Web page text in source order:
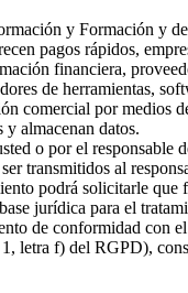
y Formación y
pagos rápidos,
financiera,
de herramientas,
por medios
almacenan datos.
o por el responsable
transmitidos al
podrá solicitarle que
jurídica para el
de conformidad
letra f) del RGPD),